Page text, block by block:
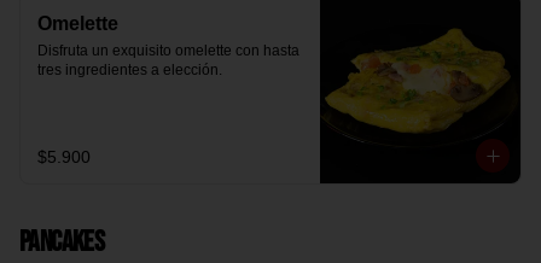
Omelette
Disfruta un exquisito omelette con hasta
tres ingredientes a elección.
$5.900
Pancakes